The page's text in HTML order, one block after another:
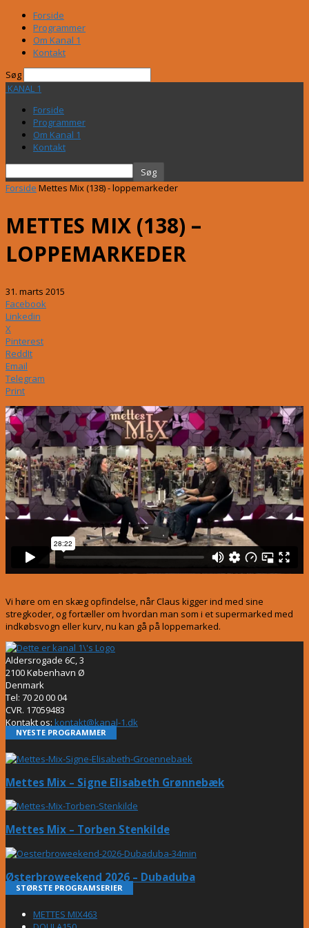
Forside
Programmer
Om Kanal 1
Kontakt
Søg
KANAL 1
Forside
Programmer
Om Kanal 1
Kontakt
Forside Mettes Mix (138) - loppemarkeder
METTES MIX (138) –
LOPPEMARKEDER
31. marts 2015
Facebook
Linkedin
X
Pinterest
ReddIt
Email
Telegram
Print
Vi høre om en skæg opfindelse, når Claus kigger ind med sine
stregkoder, og fortæller om hvordan man som i et supermarked med
indkøbsvogn eller kurv, nu kan gå på loppemarked.
Aldersrogade 6C, 3
2100 København Ø
Denmark
Tel: 70 20 00 04
CVR. 17059483
Kontakt os: kontakt@kanal-1.dk
NYESTE PROGRAMMER
Mettes Mix – Signe Elisabeth Grønnebæk
Mettes Mix – Torben Stenkilde
Østerbroweekend 2026 – Dubaduba
STØRSTE PROGRAMSERIER
METTES MIX463